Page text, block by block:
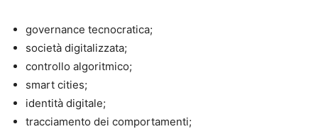
governance tecnocratica;
società digitalizzata;
controllo algoritmico;
smart cities;
identità digitale;
tracciamento dei comportamenti;